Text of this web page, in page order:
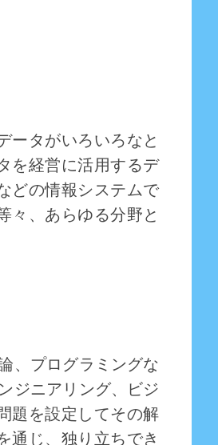
ータがいろいろなと
を経営に活用するデ
どの情報システムで
々、あらゆる分野と
、プログラミングな
ジニアリング、ビジ
題を設定してその解
通じ、独り立ちでき